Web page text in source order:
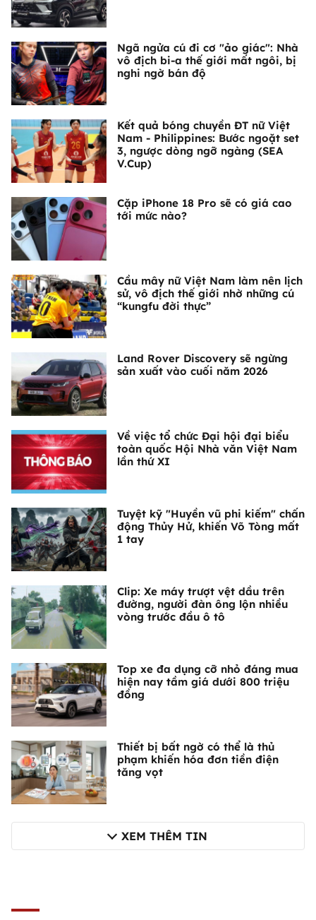
Ngã ngửa cú đi cơ "ảo giác": Nhà
vô địch bi-a thế giới mất ngôi, bị
nghi ngờ bán độ
Kết quả bóng chuyền ĐT nữ Việt
Nam - Philippines: Bước ngoặt set
3, ngược dòng ngỡ ngàng (SEA
V.Cup)
Cặp iPhone 18 Pro sẽ có giá cao
tới mức nào?
Cầu mây nữ Việt Nam làm nên lịch
sử, vô địch thế giới nhờ những cú
“kungfu đời thực”
Land Rover Discovery sẽ ngừng
sản xuất vào cuối năm 2026
Về việc tổ chức Đại hội đại biểu
toàn quốc Hội Nhà văn Việt Nam
lần thứ XI
Tuyệt kỹ "Huyền vũ phi kiếm" chấn
động Thủy Hử, khiến Võ Tòng mất
1 tay
Clip: Xe máy trượt vệt dầu trên
đường, người đàn ông lộn nhiều
vòng trước đầu ô tô
Top xe đa dụng cỡ nhỏ đáng mua
hiện nay tầm giá dưới 800 triệu
đồng
Thiết bị bất ngờ có thể là thủ
phạm khiến hóa đơn tiền điện
tăng vọt
XEM THÊM TIN